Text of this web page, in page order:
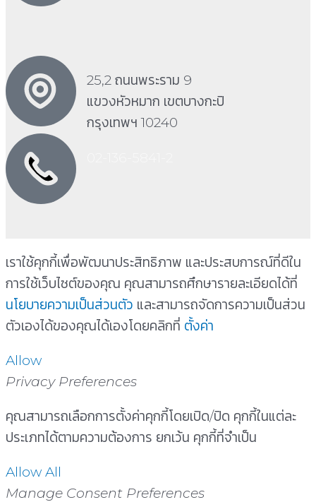
25,2 ถนนพระราม 9
แขวงหัวหมาก เขตบางกะปิ
กรุงเทพฯ 10240
เราใช้คุกกี้เพื่อพัฒนาประสิทธิภาพ และประสบการณ์ที่ดีใน
การใช้เว็บไซต์ของคุณ คุณสามารถศึกษารายละเอียดได้ที่
นโยบายความเป็นส่วนตัว และสามารถจัดการความเป็นส่วน
ตัวเองได้ของคุณได้เองโดยคลิกที่ ตั้งค่า
Allow
Privacy Preferences
คุณสามารถเลือกการตั้งค่าคุกกี้โดยเปิด/ปิด คุกกี้ในแต่ละ
ประเภทได้ตามความต้องการ ยกเว้น คุกกี้ที่จำเป็น
Allow All
Manage Consent Preferences